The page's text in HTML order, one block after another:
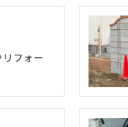
フォー